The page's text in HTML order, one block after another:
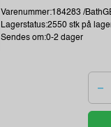
Varenummer:184283 /
Lagerstatus:2550 stk på
Sendes om:0-2 dager